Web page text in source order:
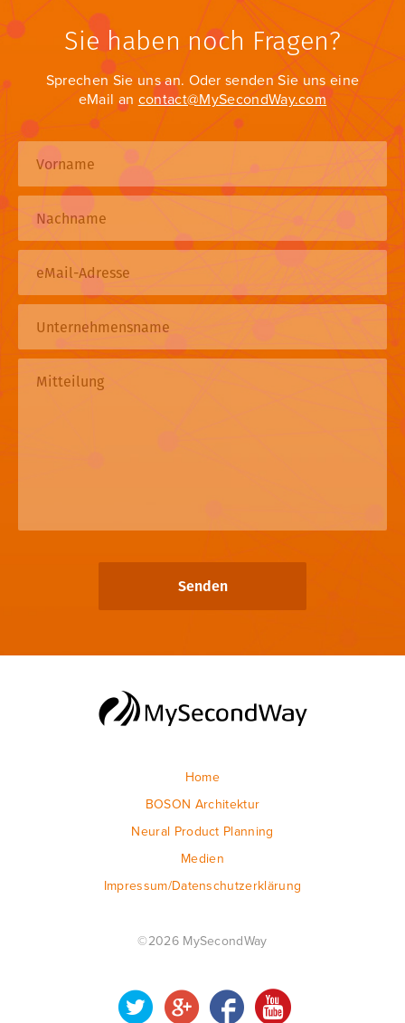
Sie haben noch Fragen?
Sprechen Sie uns an. Oder senden Sie uns eine
eMail an contact@MySecondWay.com
Home
BOSON Architektur
Neural Product Planning
Medien
Impressum/Datenschutzerklärung
©2026 MySecondWay